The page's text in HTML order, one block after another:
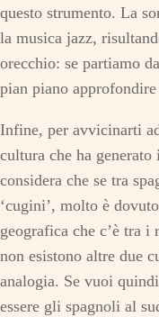
questo strumento. La
la musica jazz,
orecchio: se partiamo
pian piano approfondire
Infine, per avvicinarti
cultura che ha
considera che se tra
‘cugini’, molto è
geografica che c’è tra
non esistono altre due
analogia. Se vuoi
essere gli spagnoli al